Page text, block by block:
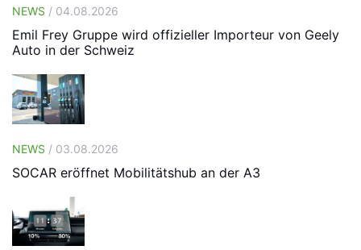
NEWS / 04.08.2026
Emil Frey Gruppe wird offizieller Importeur von Geely
Auto in der Schweiz
NEWS / 03.08.2026
SOCAR eröffnet Mobilitätshub an der A3